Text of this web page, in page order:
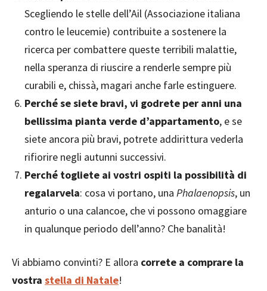
Scegliendo le stelle dell’Ail (Associazione italiana
contro le leucemie) contribuite a sostenere la
ricerca per combattere queste terribili malattie,
nella speranza di riuscire a renderle sempre più
curabili e, chissà, magari anche farle estinguere.
Perché se siete bravi, vi godrete per anni una
bellissima pianta verde d’appartamento, e se
siete ancora più bravi, potrete addirittura vederla
rifiorire negli autunni successivi.
Perché togliete ai vostri ospiti la possibilità di
regalarvela: cosa vi portano, una Phalaenopsis, un
anturio o una calancoe, che vi possono omaggiare
in qualunque periodo dell’anno? Che banalità!
Vi abbiamo convinti? E allora correte a comprare la
vostra stella di Natale!